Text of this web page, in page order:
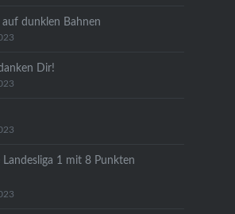
auf dunklen Bahnen
Dir!
1 mit 8 Punkten